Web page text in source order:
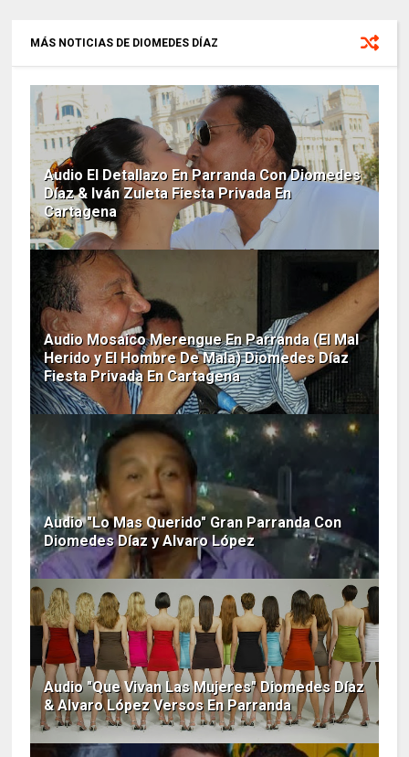
MÁS NOTICIAS DE DIOMEDES DÍAZ
Audio El Detallazo En Parranda Con Diomedes
Díaz & Iván Zuleta Fiesta Privada En
Cartagena
Audio Mosaico Merengue En Parranda (El Mal
Herido y El Hombre De Mala) Diomedes Díaz
Fiesta Privada En Cartagena
Audio "Lo Mas Querido" Gran Parranda Con
Diomedes Díaz y Alvaro López
Audio "Que Vivan Las Mujeres" Diomedes Díaz
& Alvaro López Versos En Parranda